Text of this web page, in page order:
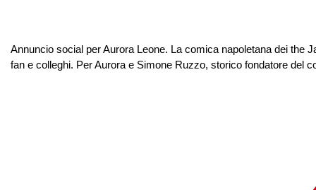
Annuncio social per Aurora Leone. La comica napoletana dei the
fan e colleghi. Per Aurora e Simone Ruzzo, storico fondatore del